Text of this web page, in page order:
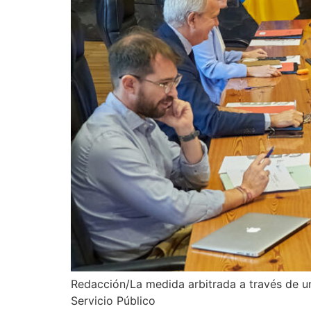
Redacción/La medida arbitrada a través de
Servicio Público